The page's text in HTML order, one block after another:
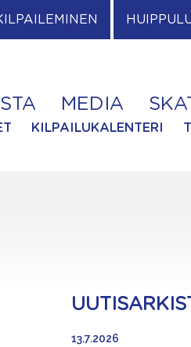
MEDIA
KILPAILUKALENTERI
13.7.2026